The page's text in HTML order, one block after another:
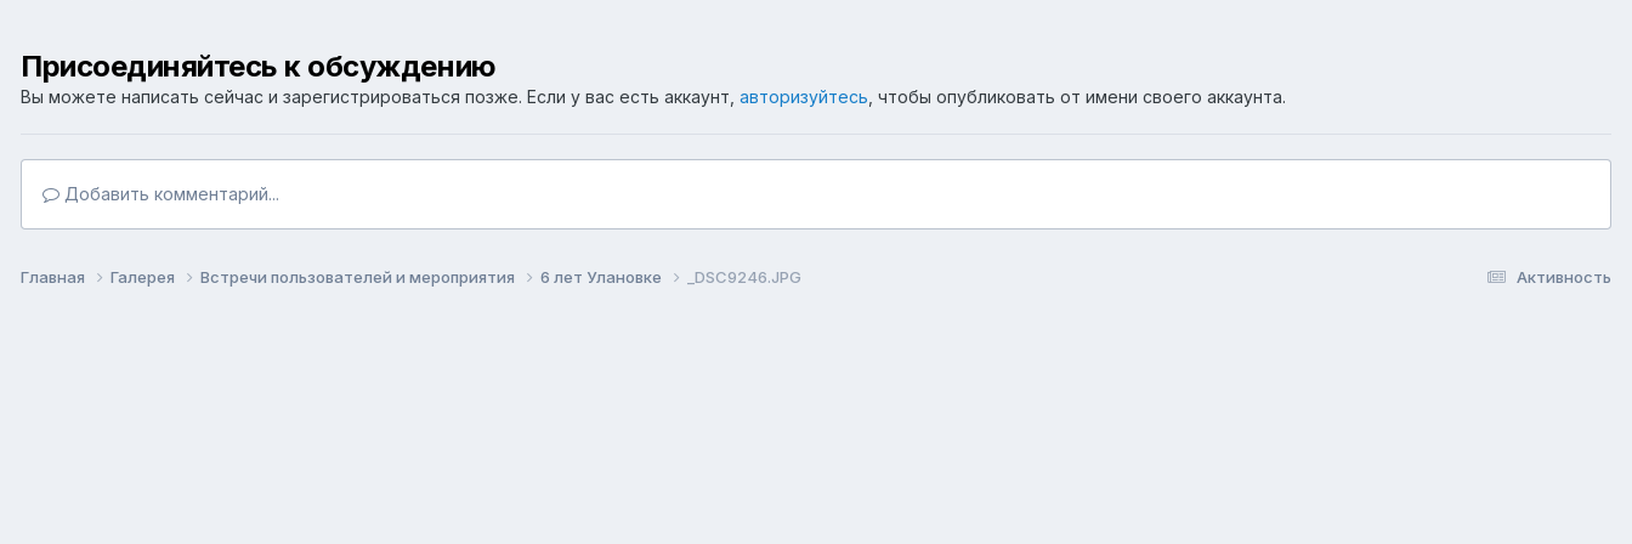
Присоединяйтесь к обсуждению
Вы можете написать сейчас и зарегистрироваться позже. Если у вас есть аккаунт, авторизуйтесь , чтобы опубликовать от имени своего аккаунта.
Добавить комментарий...
Активность
Главная Галерея Встречи пользователей и мероприятия 6 лет Улановке _DSC9246.JPG